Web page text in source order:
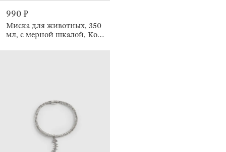
990 ₽
Миска для животных, 350
мл, с мерной шкалой, Кот,